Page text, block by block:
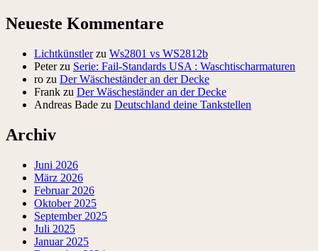
Neueste Kommentare
Lichtkünstlerzu Ws2801 vs WS2812b
Peterzu Serie: Fail-Standards USA : Waschtischarmaturen
ro zu Der Wäscheständer an der Decke
Frank zu Der Wäscheständer an der Decke
Andreas Bade zu Deutschland deine Tankstellen
Archiv
Juni 2026
März 2026
Februar 2026
Oktober 2025
September 2025
Juli 2025
Januar 2025